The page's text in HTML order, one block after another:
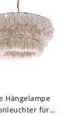
Hängelampe
für